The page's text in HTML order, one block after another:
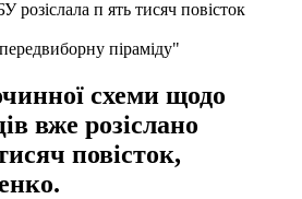
піраміду"
схеми щодо
вже розіслано
повісток,